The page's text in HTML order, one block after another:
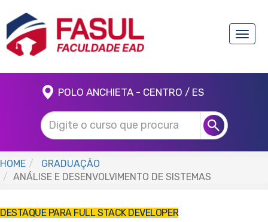
Toggle
POLO ANCHIETA - CENTRO / ES
HOME
GRADUAÇÃO
ANÁLISE E DESENVOLVIMENTO DE SISTEMAS
DESTAQUE PARA FULL STACK DEVELOPER